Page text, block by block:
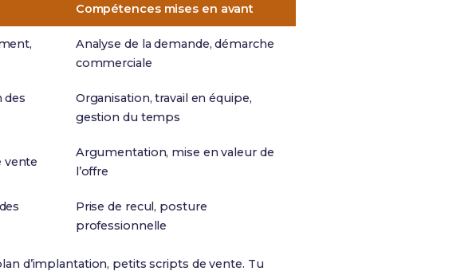
Compétences mises en avant
Analyse de la demande, démarche
commerciale
des
Organisation, travail en équipe,
gestion du temps
vente
Argumentation, mise en valeur de
l’offre
Prise de recul, posture
professionnelle
d’implantation, petits scripts de vente. Tu